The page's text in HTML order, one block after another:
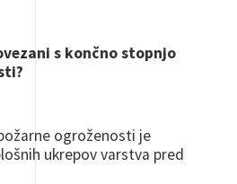
s končno stopnjo
ogroženosti je
ukrepov varstva pred